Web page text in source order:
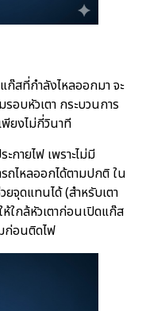
สที่กำลังไหลออกมา จะ
รอบหัวเตา กระบวนการ
ยงไม่กี่วินาที
กายไฟ เพราะไม่มี
ถไหลออกได้ตามปกติ ใน
จุดแทนได้ (สำหรับเตา
ใกล้หัวเตาก่อนเปิดแก๊ส
ก่อนติดไฟ